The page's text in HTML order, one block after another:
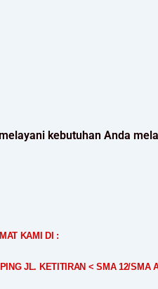
kebutuhan Anda
KAMI DI :
JL. KETITIRAN < SMA 12/SMA